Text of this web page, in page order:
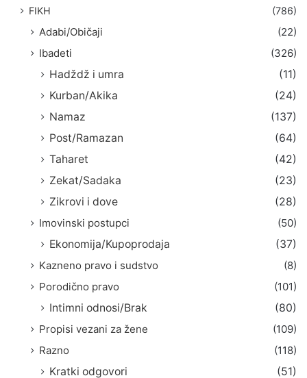
FIKH (786)
Adabi/Običaji
(22)
Ibadeti
(326)
Hadždž i umra
(11)
Kurban/Akika
(24)
Namaz
(137)
Post/Ramazan
(64)
Taharet
(42)
Zekat/Sadaka
(23)
Zikrovi i dove
(28)
Imovinski postupci
(50)
Ekonomija/Kupoprodaja
(37)
Kazneno pravo i sudstvo
(8)
Porodično pravo
(101)
Intimni odnosi/Brak
(80)
Propisi vezani za žene
(109)
Razno
(118)
Kratki odgovori
(51)